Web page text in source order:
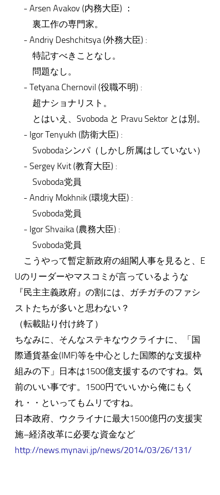
- Arsen Avakov (内務大臣) ：
裏工作の専門家。
- Andriy Deshchitsya (外務大臣) :
特記すべきことなし。
問題なし。
- Tetyana Chernovil (役職不明) :
超ナショナリスト。
とはいえ、Svoboda と Pravu Sektor とは別。
- Igor Tenyukh (防衛大臣) :
Svobodaシンパ（しかし所属はしていない）
- Sergey Kvit (教育大臣) :
Svoboda党員
- Andriy Mokhnik (環境大臣) :
Svoboda党員
- Igor Shvaika (農務大臣) :
Svoboda党員
こうやって暫定新政府の組閣人事を見ると、E
Uのリーダーやマスコミが言っているような
『民主主義政府』の割には、ガチガチのファシ
ストたちが多いと思わない？
（転載貼り付け終了）
ちなみに、そんなステキなウクライナに、「国
際通貨基金(IMF)等を中心とした国際的な支援枠
組みの下」日本は1500億支援するのですね。気
前のいい事です。1500円でいいから俺にもく
れ・・といってもムリですね。
日本政府、ウクライナに最大1500億円の支援実
施–経済改革に必要な資金など
http://news.mynavi.jp/news/2014/03/26/131/